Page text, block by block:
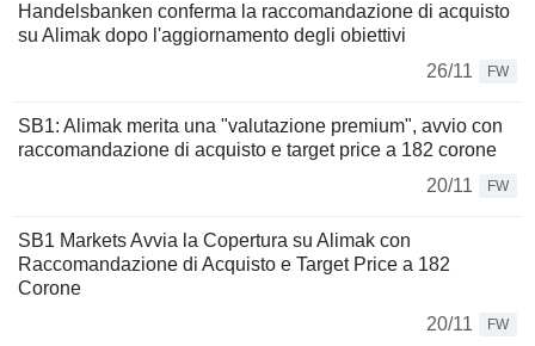
Handelsbanken conferma la raccomandazione di acquisto
su Alimak dopo l'aggiornamento degli obiettivi
26/11
FW
SB1: Alimak merita una "valutazione premium", avvio con
raccomandazione di acquisto e target price a 182 corone
20/11
FW
SB1 Markets Avvia la Copertura su Alimak con
Raccomandazione di Acquisto e Target Price a 182
Corone
20/11
FW